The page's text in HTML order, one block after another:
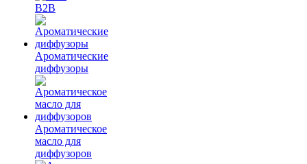
B2B
Ароматические
диффузоры
Ароматическое
масло для
диффузоров